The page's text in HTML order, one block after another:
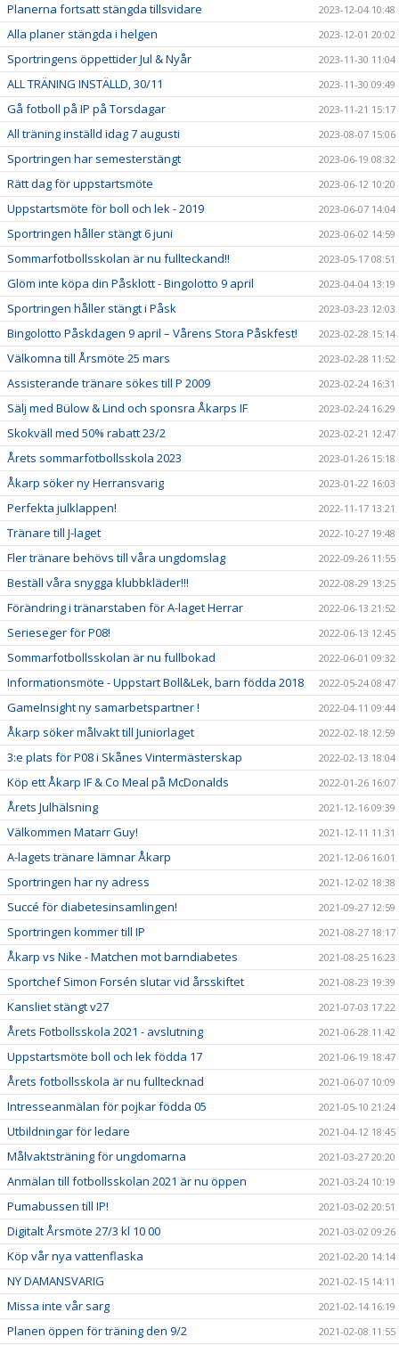
Planerna fortsatt stängda tillsvidare 2023-12-04 10:48
Alla planer stängda i helgen 2023-12-01 20:02
Sportringens öppettider Jul & Nyår 2023-11-30 11:04
ALL TRÄNING INSTÄLLD, 30/11 2023-11-30 09:49
Gå fotboll på IP på Torsdagar 2023-11-21 15:17
All träning inställd idag 7 augusti 2023-08-07 15:06
Sportringen har semesterstängt 2023-06-19 08:32
Rätt dag för uppstartsmöte 2023-06-12 10:20
Uppstartsmöte för boll och lek - 2019 2023-06-07 14:04
Sportringen håller stängt 6 juni 2023-06-02 14:59
Sommarfotbollsskolan är nu fullteckand!! 2023-05-17 08:51
Glöm inte köpa din Påsklott - Bingolotto 9 april 2023-04-04 13:19
Sportringen håller stängt i Påsk 2023-03-23 12:03
Bingolotto Påskdagen 9 april – Vårens Stora Påskfest! 2023-02-28 15:14
Välkomna till Årsmöte 25 mars 2023-02-28 11:52
Assisterande tränare sökes till P 2009 2023-02-24 16:31
Sälj med Bülow & Lind och sponsra Åkarps IF 2023-02-24 16:29
Skokväll med 50% rabatt 23/2 2023-02-21 12:47
Årets sommarfotbollsskola 2023 2023-01-26 15:18
Åkarp söker ny Herransvarig 2023-01-22 16:03
Perfekta julklappen! 2022-11-17 13:21
Tränare till J-laget 2022-10-27 19:48
Fler tränare behövs till våra ungdomslag 2022-09-26 11:55
Beställ våra snygga klubbkläder!!! 2022-08-29 13:25
Förändring i tränarstaben för A-laget Herrar 2022-06-13 21:52
Serieseger för P08! 2022-06-13 12:45
Sommarfotbollsskolan är nu fullbokad 2022-06-01 09:32
Informationsmöte - Uppstart Boll&Lek, barn födda 2018 2022-05-24 08:47
GameInsight ny samarbetspartner ! 2022-04-11 09:44
Åkarp söker målvakt till Juniorlaget 2022-02-18 12:59
3:e plats för P08 i Skånes Vintermästerskap 2022-02-13 18:04
Köp ett Åkarp IF & Co Meal på McDonalds 2022-01-26 16:07
Årets Julhälsning 2021-12-16 09:39
Välkommen Matarr Guy! 2021-12-11 11:31
A-lagets tränare lämnar Åkarp 2021-12-06 16:01
Sportringen har ny adress 2021-12-02 18:38
Succé för diabetesinsamlingen! 2021-09-27 12:59
Sportringen kommer till IP 2021-08-27 18:17
Åkarp vs Nike - Matchen mot barndiabetes 2021-08-25 16:23
Sportchef Simon Forsén slutar vid årsskiftet 2021-08-23 19:39
Kansliet stängt v27 2021-07-03 17:22
Årets Fotbollsskola 2021 - avslutning 2021-06-28 11:42
Uppstartsmöte boll och lek födda 17 2021-06-19 18:47
Årets fotbollsskola är nu fulltecknad 2021-06-07 10:09
Intresseanmälan för pojkar födda 05 2021-05-10 21:24
Utbildningar för ledare 2021-04-12 18:45
Målvaktsträning för ungdomarna 2021-03-27 20:20
Anmälan till fotbollsskolan 2021 är nu öppen 2021-03-24 10:19
Pumabussen till IP! 2021-03-02 20:51
Digitalt Årsmöte 27/3 kl 10 00 2021-03-02 09:26
Köp vår nya vattenflaska 2021-02-20 14:14
NY DAMANSVARIG 2021-02-15 14:11
Missa inte vår sarg 2021-02-14 16:19
Planen öppen för träning den 9/2 2021-02-08 11:55